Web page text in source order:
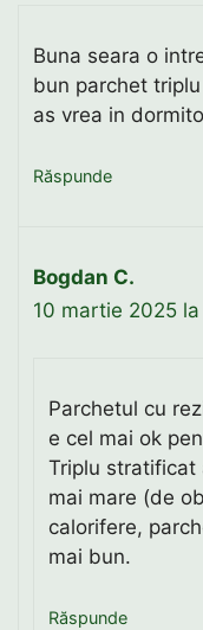
Buna seara o
bun parchet
as vrea in
Răspunde
Bogdan C.
10 martie 2025
Parchetul cu
e cel mai ok
Triplu stratificat
mai mare (de
calorifere,
mai bun.
Răspunde